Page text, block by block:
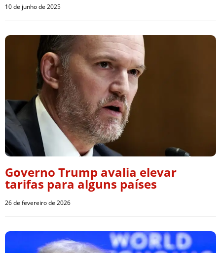
10 de junho de 2025
Governo Trump avalia elevar
tarifas para alguns países
26 de fevereiro de 2026